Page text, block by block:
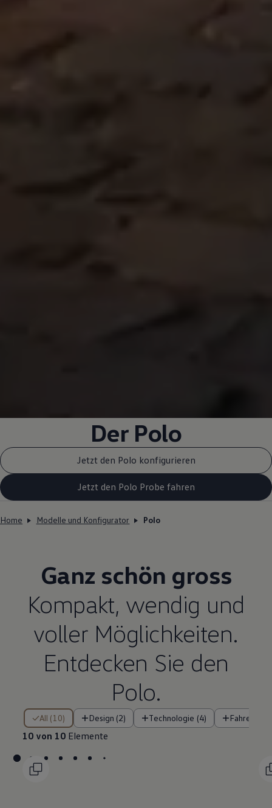
Der Polo
Jetzt den Polo konfigurieren
Jetzt den Polo Probe fahren
Home Modelle und Konfigurator Polo
Ganz schön gross
Kompakt, wendig und
voller Möglichkeiten.
Entdecken Sie den
Polo.
All (10) Design (2) Technologie (4)
10 von 10 Elemente
10 von 10 Elemente